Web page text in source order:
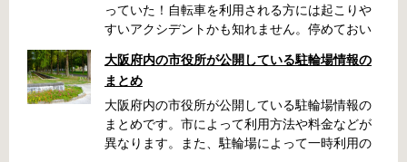
っていた！自転車を利用される方には起こりや
すいアクシデントかも知れません。停めておい
い、なんてことになってしまうかも知れませ
ん。そんな時に役立つ情報をまとめました。事
前に確認しておきましょう。 守口市で撤去され
た場合 放置自転車大日保管所 住所 守口市大日
町4丁目281の3番地 電話 06-6902-2340（業務
大阪府内の市役所が公開している駐輪場情報の
まとめ
大阪府内の市役所が公開している駐輪場情報の
まとめです。市によって利用方法や料金などが
異なります。また、駐輪場によって一時利用の